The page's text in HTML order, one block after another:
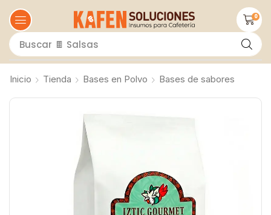
Buscar 🍫 Salsas
0
Inicio Tienda Bases en Polvo Bases de sabores